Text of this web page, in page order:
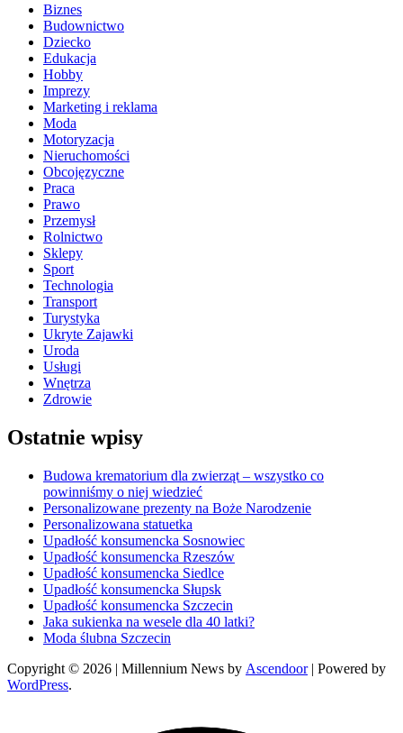
Biznes
Budownictwo
Dziecko
Edukacja
Hobby
Imprezy
Marketing i reklama
Moda
Motoryzacja
Nieruchomości
Obcojęzyczne
Praca
Prawo
Przemysł
Rolnictwo
Sklepy
Sport
Technologia
Transport
Turystyka
Ukryte Zajawki
Uroda
Usługi
Wnętrza
Zdrowie
Ostatnie wpisy
Budowa krematorium dla zwierząt – wszystko co
powinniśmy o niej wiedzieć
Personalizowane prezenty na Boże Narodzenie
Personalizowana statuetka
Upadłość konsumencka Sosnowiec
Upadłość konsumencka Rzeszów
Upadłość konsumencka Siedlce
Upadłość konsumencka Słupsk
Upadłość konsumencka Szczecin
Jaka sukienka na wesele dla 40 latki?
Moda ślubna Szczecin
Copyright © 2026 | Millennium News by Ascendoor| Powered by
WordPress.